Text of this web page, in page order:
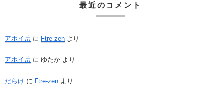
最近のコメント
アポイ岳 に Ftre-zen より
アポイ岳 に ゆたか より
だらけ に Ftre-zen より